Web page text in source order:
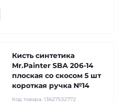
Кисть синтетика
Mr.Painter SBA 206-14
плоская со скосом 5 шт
короткая ручка №14
Код товара: 13627532772